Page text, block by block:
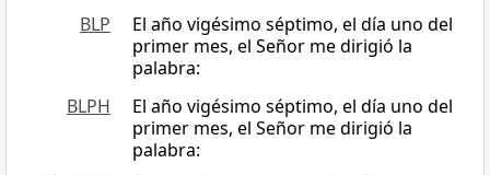
BLP
El año vigésimo séptimo, el día uno del
primer mes, el Señor me dirigió la
palabra:
BLPH
El año vigésimo séptimo, el día uno del
primer mes, el Señor me dirigió la
palabra: